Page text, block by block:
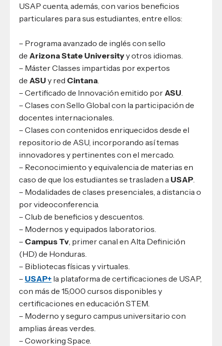
USAP cuenta, además, con varios beneficios
particulares para sus estudiantes, entre ellos:
– Programa avanzado de inglés con sello
de Arizona State Universityy otros idiomas.
– Máster Classes impartidas por expertos
de ASU y red Cintana
– Certificado de Innovación emitido por ASU
– Clases con Sello Global con la participación de
docentes internacionales.
– Clases con contenidos enriquecidos desde el
repositorio de ASU, incorporando así temas
innovadores y pertinentes con el mercado.
– Reconocimiento y equivalencia de materias en
caso de que los estudiantes se trasladen a USAP
– Modalidades de clases presenciales, a distancia o
por videoconferencia.
– Club de beneficios y descuentos.
– Modernos y equipados laboratorios.
– Campus Tv , primer canal en Alta Definición
(HD) de Honduras.
– Bibliotecas físicas y virtuales.
– USAP+ la plataforma de certificaciones de USAP,
con más de 15,000 cursos disponibles y
certificaciones en educación STEM.
– Moderno y seguro campus universitario con
amplias áreas verdes.
– Coworking Space.